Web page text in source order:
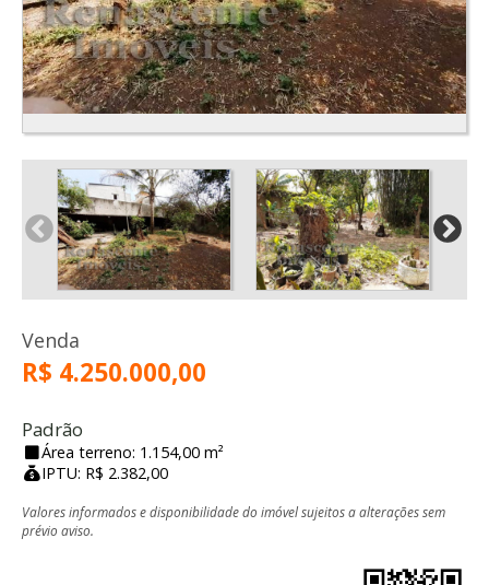
Venda
R$ 4.250.000,00
Padrão
Área terreno: 1.154,00 m²
IPTU: R$ 2.382,00
Valores informados e disponibilidade do imóvel sujeitos a alterações sem
prévio aviso.